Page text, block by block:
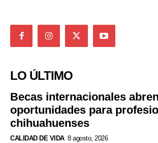
LO ÚLTIMO
Becas internacionales
oportunidades para
chihuahuenses
CALIDAD DE VIDA 8 agosto, 2026